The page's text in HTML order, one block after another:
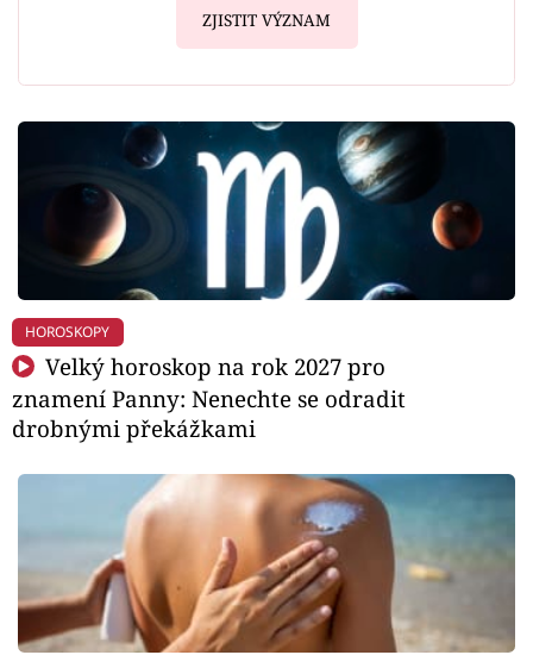
ZJISTIT VÝZNAM
HOROSKOPY
Velký horoskop na rok 2027 pro
znamení Panny: Nenechte se odradit
drobnými překážkami